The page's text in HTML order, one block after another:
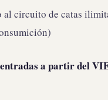
al circuito de catas
a partir del